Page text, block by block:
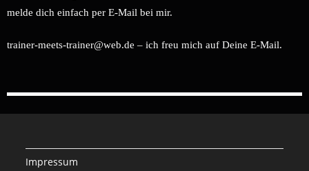
melde dich einfach per E-Mail bei mir.
trainer-meets-trainer@web.de – ich freu mich auf Deine E-Mail.
Impressum